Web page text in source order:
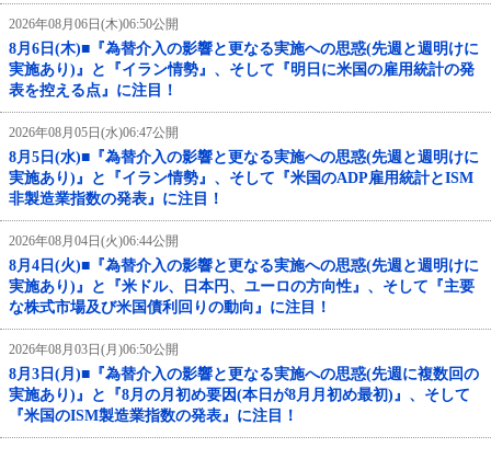
2026年08月06日(木)06:50公開
8月6日(木)■『為替介入の影響と更なる実施への思惑(先週と週明けに
実施あり)』と『イラン情勢』、そして『明日に米国の雇用統計の発
表を控える点』に注目！
2026年08月05日(水)06:47公開
8月5日(水)■『為替介入の影響と更なる実施への思惑(先週と週明けに
実施あり)』と『イラン情勢』、そして『米国のADP雇用統計とISM
非製造業指数の発表』に注目！
2026年08月04日(火)06:44公開
8月4日(火)■『為替介入の影響と更なる実施への思惑(先週と週明けに
実施あり)』と『米ドル、日本円、ユーロの方向性』、そして『主要
な株式市場及び米国債利回りの動向』に注目！
2026年08月03日(月)06:50公開
8月3日(月)■『為替介入の影響と更なる実施への思惑(先週に複数回の
実施あり)』と『8月の月初め要因(本日が8月月初め最初)』、そして
『米国のISM製造業指数の発表』に注目！